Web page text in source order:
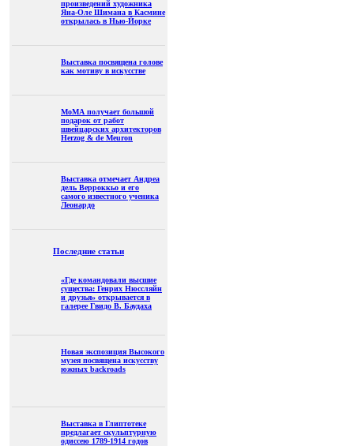
произведений художника
Яна-Оле Шимана в Касмине
открылась в Нью-Йорке
Выставка посвящена голове
как мотиву в искусстве
МоМА получает большой
подарок от работ
швейцарских архитекторов
Herzog & de Meuron
Выставка отмечает Андреа
дель Верроккьо и его
самого известного ученика
Леонардо
Последние статьи
«Где командовали высшие
существа: Генрих Нюссляйн
и друзья» открывается в
галерее Гвидо В. Баудаха
Новая экспозиция Высокого
музея посвящена искусству
южных backroads
Выставка в Глиптотеке
предлагает скульптурную
одиссею 1789-1914 годов